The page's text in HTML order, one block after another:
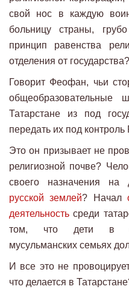
свой нос в каждую
больницу страны,
принцип равенства
отделения от государства?
Говорит Феофан, чьи
Татарстане из под
передать их под
Это он призывает не
религиозной почве?
своего назначения на
русской землей? Начал
деятельность среди
том, что дети в
мусульманских семьях
И все это не
что делается в